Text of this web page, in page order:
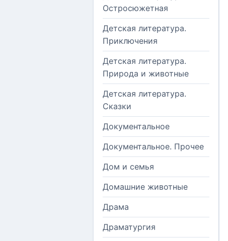
Остросюжетная
Детская литература.
Приключения
Детская литература.
Природа и животные
Детская литература.
Сказки
Документальное
Документальное. Прочее
Дом и семья
Домашние животные
Драма
Драматургия